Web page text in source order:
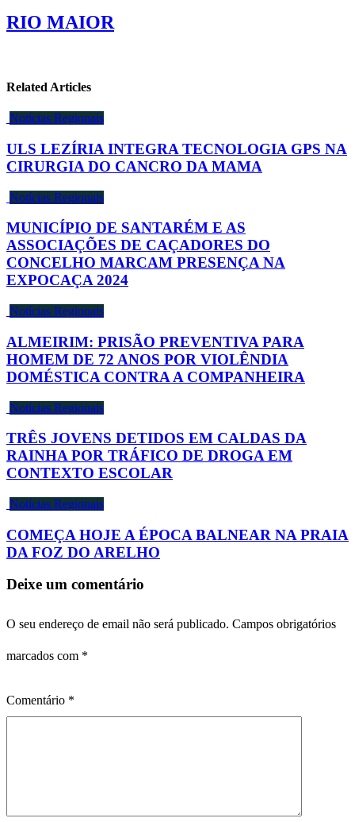
RIO MAIOR
Related Articles
Notícias Regionais
ULS LEZÍRIA INTEGRA TECNOLOGIA GPS NA
CIRURGIA DO CANCRO DA MAMA
Notícias Regionais
MUNICÍPIO DE SANTARÉM E AS
ASSOCIAÇÕES DE CAÇADORES DO
CONCELHO MARCAM PRESENÇA NA
EXPOCAÇA 2024
Notícias Regionais
ALMEIRIM: PRISÃO PREVENTIVA PARA
HOMEM DE 72 ANOS POR VIOLÊNDIA
DOMÉSTICA CONTRA A COMPANHEIRA
Notícias Regionais
TRÊS JOVENS DETIDOS EM CALDAS DA
RAINHA POR TRÁFICO DE DROGA EM
CONTEXTO ESCOLAR
Notícias Regionais
COMEÇA HOJE A ÉPOCA BALNEAR NA PRAIA
DA FOZ DO ARELHO
Deixe um comentário
O seu endereço de email não será publicado. Campos obrigatórios
marcados com *
Comentário *